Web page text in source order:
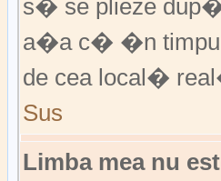
s� se plieze
a�a c� �n timpul
de cea local�
Sus
Limba mea nu